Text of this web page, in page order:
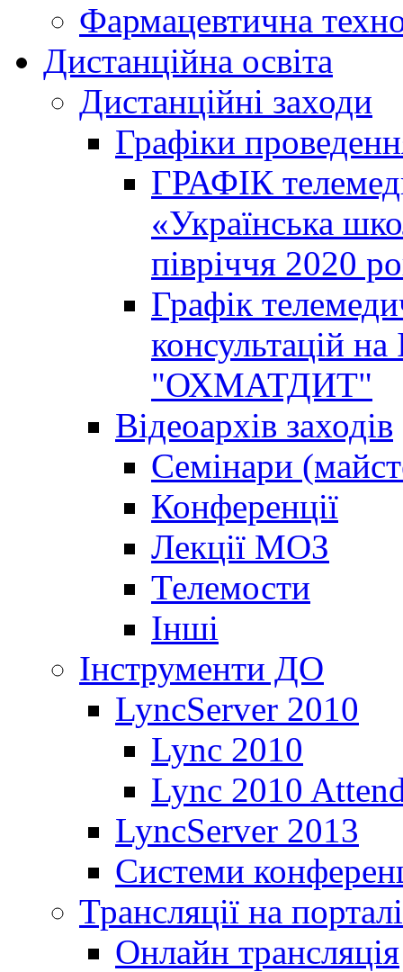
Фармацевтична
Дистанційна освіта
Дистанційні заходи
Графіки
ГРАФІК
«Українська
півріччя 2020
Графік
консультацій
"ОХМАТДИТ"
Відеоархів заходів
Семінари
Конференції
Лекції МОЗ
Телемости
Інші
Інструменти ДО
LyncServer 2010
Lync 2010
Lync 2010
LyncServer 2013
Системи
Трансляції на порталі
Онлайн трансляція